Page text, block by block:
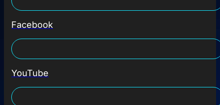
Facebook
YouTube